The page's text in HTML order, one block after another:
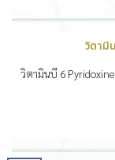
วิตามิ
วิตามินบี 6